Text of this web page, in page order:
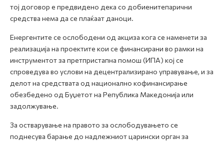
Е-Весник
тој договор е предвидено дека со добиенитепарични
средства нема да се плаќаат даноци.
Енергентите се ослободени од акциза кога се наменети за
реализација на проектите кои се финансирани во рамки на
инструментот за претпристапна помош (ИПА) кој се
спроведува во услови на децентрализирано управување, и за
делот на средствата од национално кофинансирање
обезбедено од Буџетот на Република Македонија или
задолжување.
За остварување на правото за ослободувањето се
поднесува барање до надлежниот царински орган за